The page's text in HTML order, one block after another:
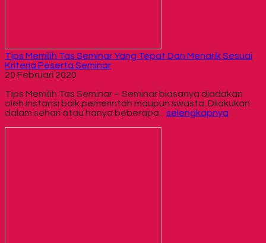
Tips Memilih Tas Seminar Yang Tepat Dan Menarik Sesuai
Kriteria Peserta Seminar
20 Februari 2020
Tips Memilih Tas Seminar – Seminar biasanya diadakan
oleh instansi baik pemerintah maupun swasta. Dilakukan
dalam sehari atau hanya beberapa... selengkapnya